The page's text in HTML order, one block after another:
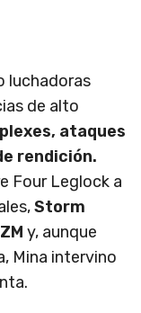
luchadoras
de alto
ataques
rendición.
Four Leglock a
Storm
y, aunque
Mina intervino